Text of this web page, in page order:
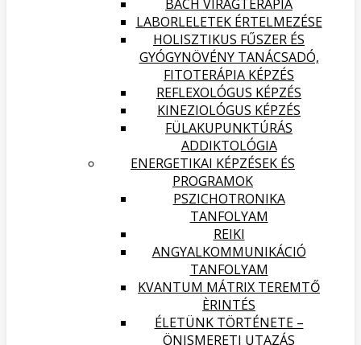
BACH VIRÁGTERÁPIA
LABORLELETEK ÉRTELMEZÉSE
HOLISZTIKUS FŰSZER ÉS
GYÓGYNÖVÉNY TANÁCSADÓ,
FITOTERÁPIA KÉPZÉS
REFLEXOLÓGUS KÉPZÉS
KINEZIOLÓGUS KÉPZÉS
FÜLAKUPUNKTÚRÁS
ADDIKTOLÓGIA
ENERGETIKAI KÉPZÉSEK ÉS
PROGRAMOK
PSZICHOTRONIKA
TANFOLYAM
REIKI
ANGYALKOMMUNIKÁCIÓ
TANFOLYAM
KVANTUM MÁTRIX TEREMTŐ
ÈRINTÉS
ÉLETÜNK TÖRTÉNETE –
ÖNISMERETI UTAZÁS